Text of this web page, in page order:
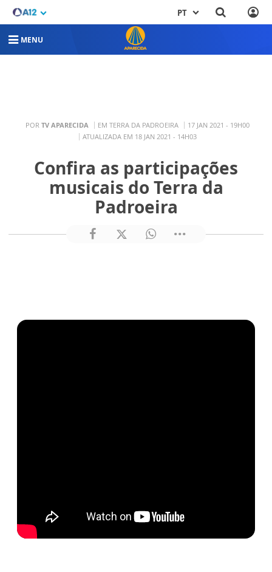
PT
MENU
POR TV APARECIDA EM TERRA DA PADROEIRA
17 JAN 2021 - 19H00
ATUALIZADA EM 18 JAN 2021 - 14H03
Confira as participações
musicais do Terra da
Padroeira